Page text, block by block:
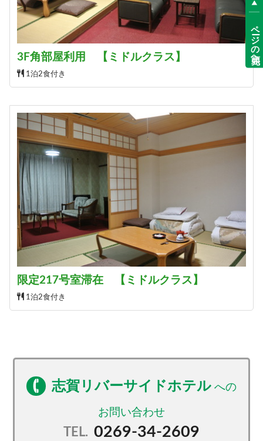
3F角部屋利用 【ミドルクラス】
1泊2食付き
限定217号室滞在 【ミドルクラス】
1泊2食付き
志賀リバーサイドホテル
TEL. 0269-34-2609
ページの先頭へ